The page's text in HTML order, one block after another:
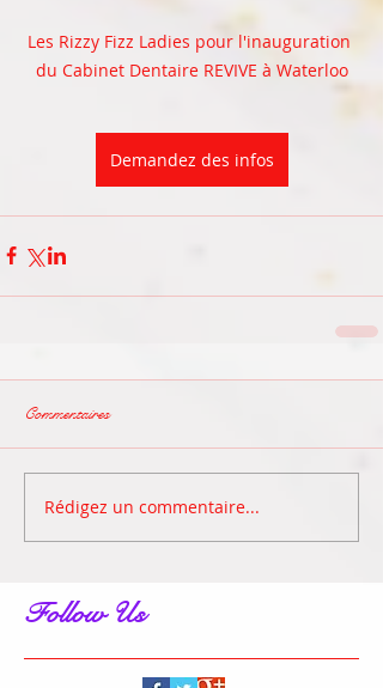
Les Rizzy Fizz Ladies pour l'inauguration
du Cabinet Dentaire REVIVE à Waterloo
Demandez des infos
Commentaires
Rédigez un commentaire...
Follow Us